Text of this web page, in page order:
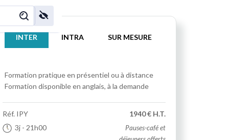
INTER INTRA SUR MESURE
Formation pratique en présentiel ou à distance
Formation disponible en anglais, à la demande
Réf. IPY
3j - 21h00
1940 € H.T.
Pauses-café et